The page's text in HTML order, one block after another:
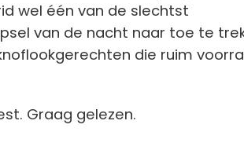
wel één van de slechtst
van de nacht naar toe te
die ruim
Graag gelezen.